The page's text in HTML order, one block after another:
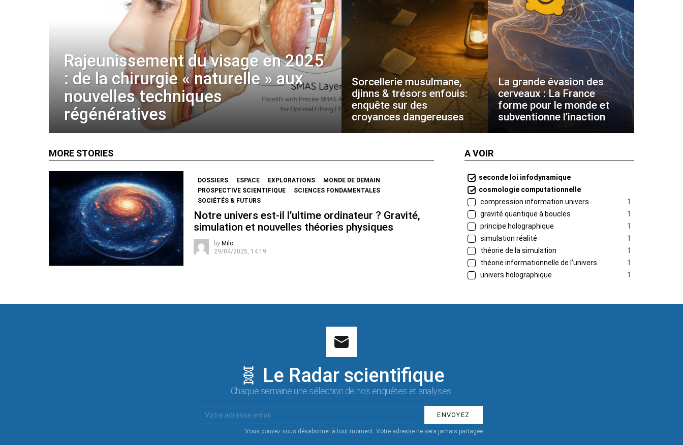
Rajeunissement du visage en 2025
: de la chirurgie « naturelle » aux
nouvelles techniques
régénératives
Sorcellerie musulmane,
djinns & trésors enfouis:
enquête sur des
croyances dangereuses
La grande évasion des
cerveaux : La France
forme pour le monde et
subventionne l’inaction
MORE STORIES
DOSSIERS ESPACE EXPLORATIONS
MONDE DE DEMAIN
PROSPECTIVE SCIENTIFIQUE
SCIENCES FONDAMENTALES
SOCIÉTÉS & FUTURS
Notre univers est-il l’ultime ordinateur ? Gravité,
simulation et nouvelles théories physiques
by Milo
29/04/2025, 14:19
A VOIR
seconde loi infodynamique
cosmologie computationnelle
compression information univers
1
gravité quantique à boucles
1
principe holographique
1
simulation réalité
1
théorie de la simulation
1
théorie informationnelle de l'univers
1
univers holographique
1
🧬 Le Radar scientifique
Chaque semaine une sélection de nos enquêtes et analyses.
Email
:
Vous pouvez vous désabonner à tout moment. Votre adresse ne sera jamais partagée.